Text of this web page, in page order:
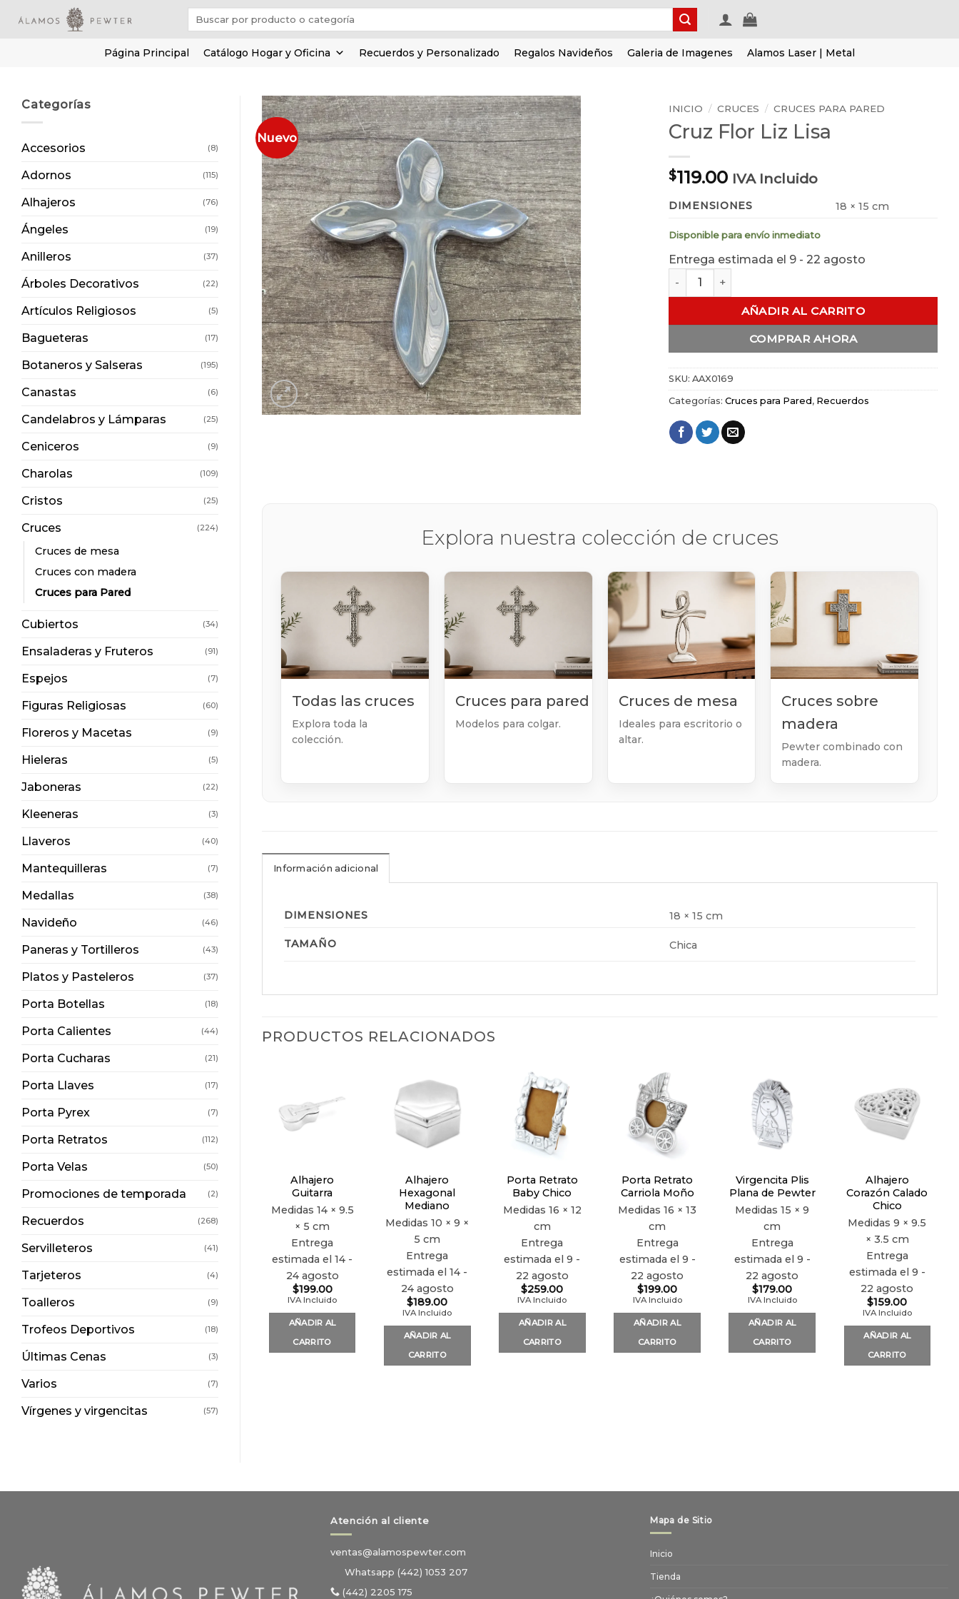
Página Principal Catálogo Hogar y Oficina Recuerdos y Personalizado Regalos Navideños Galeria de Imagenes Alamos Laser | Metal
Categorías
Accesorios (8)
Adornos (115)
Alhajeros (76)
Ángeles (19)
Anilleros (37)
Árboles Decorativos (22)
Artículos Religiosos (5)
Bagueteras (17)
Botaneros y Salseras (195)
Canastas (6)
Candelabros y Lámparas (25)
Ceniceros (9)
Charolas (109)
Cristos (25)
Cruces (224)
Cruces de mesa
Cruces con madera
Cruces para Pared
Cubiertos (34)
Ensaladeras y Fruteros (91)
Espejos (7)
Figuras Religiosas (60)
Floreros y Macetas (9)
Hieleras (5)
Jaboneras (22)
Kleeneras (3)
Llaveros (40)
Mantequilleras (7)
Medallas (38)
Navideño (46)
Paneras y Tortilleros (43)
Platos y Pasteleros (37)
Porta Botellas (18)
Porta Calientes (44)
Porta Cucharas (21)
Porta Llaves (17)
Porta Pyrex (7)
Porta Retratos (112)
Porta Velas (50)
Promociones de temporada (2)
Recuerdos (268)
Servilleteros (41)
Tarjeteros (4)
Toalleros (9)
Trofeos Deportivos (18)
Últimas Cenas (3)
Varios (7)
Vírgenes y virgencitas (57)
Nuevo
Añadir
a la
lista de
deseos
INICIO / CRUCES / CRUCES PARA PARED
Cruz Flor Liz Lisa
$119.00 IVA Incluido
DIMENSIONES 18 × 15 cm
Disponible para envío inmediato
Entrega estimada el 9 - 22 agosto
Cruz Flor Liz Lisa cantidad
AÑADIR AL CARRITO
COMPRAR AHORA
SKU: AAX0169
Categorías: Cruces para Pared, Recuerdos
Explora nuestra colección de cruces
Todas las cruces
Explora toda la
colección.
Cruces para pared
Modelos para colgar.
Cruces de mesa
Ideales para escritorio o
altar.
Cruces sobre
madera
Pewter combinado con
madera.
Información adicional
DIMENSIONES 18 × 15 cm
TAMAÑO Chica
PRODUCTOS RELACIONADOS
Añadir
Alhajero
Guitarra
Medidas 14 × 9.5
× 5 cm
Entrega
estimada el 14 -
24 agosto
$199.00
IVA Incluido
AÑADIR AL
CARRITO
Añadir
a la
lista de
deseos
Alhajero
Hexagonal
Mediano
Medidas10 × 9 ×
5 cm
Entrega
estimada el 14 -
24 agosto
$189.00
IVA Incluido
AÑADIR AL
CARRITO
Añadir
a la
lista de
deseos
Porta Retrato
Baby Chico
Medidas 16 × 12
cm
Entrega
estimada el 9 -
22 agosto
$259.00
IVA Incluido
AÑADIR AL
CARRITO
Añadir
a la
lista de
deseos
Porta Retrato
Carriola Moño
Medidas16 × 13
cm
Entrega
estimada el 9 -
22 agosto
$199.00
IVA Incluido
AÑADIR AL
CARRITO
Añadir
lista de
deseos
Virgencita Plis
Plana de Pewter
Medidas15 × 9
cm
Entrega
estimada el 9 -
22 agosto
$179.00
IVA Incluido
AÑADIR AL
CARRITO
Añadir
a la
lista de
deseos
Alhajero
Corazón Calado
Chico
Medidas9 × 9.5
× 3.5 cm
Entrega
estimada el 9 -
22 agosto
$159.00
IVA Incluido
AÑADIR AL
CARRITO
Atención al cliente
ventas@alamospewter.com
Whatsapp (442) 1053 207
(442) 2205 175
Mapa de Sitio
Inicio
Tienda